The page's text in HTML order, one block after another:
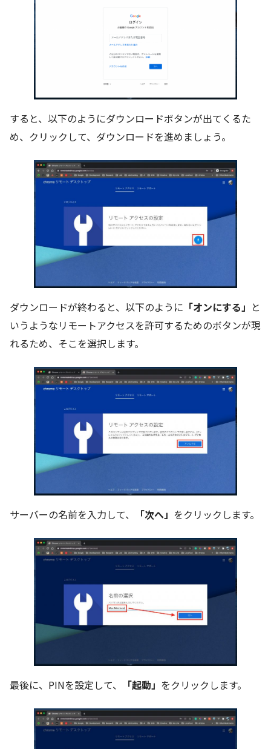
すると、以下のようにダウンロードボタンが出てくるた
め、クリックして、ダウンロードを進めましょう。
ダウンロードが終わると、以下のように 「オンにする」 と
いうようなリモートアクセスを許可するためのボタンが現
れるため、そこを選択します。
サーバーの名前を入力して、 「次へ」 をクリックします。
最後に、PINを設定して、 「起動」 をクリックします。